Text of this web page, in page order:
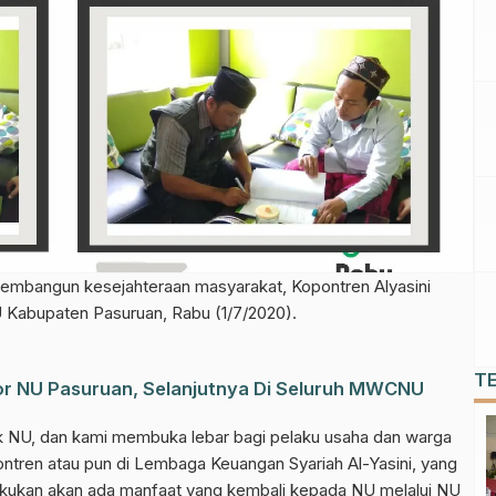
kesejahteraan masyarakat, Kopontren Alyasini
Pasuruan, Rabu (1/7/2020).
NU Pasuruan, Selanjutnya Di Seluruh MWCNU
dan kami membuka lebar bagi pelaku usaha dan warga
atau pun di Lembaga Keuangan Syariah Al-Yasini, yang
akan ada manfaat yang kembali kepada NU melalui NU